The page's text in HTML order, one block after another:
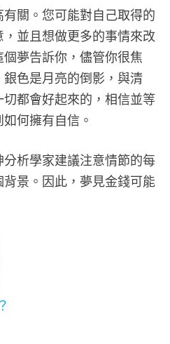
關。您可能對自己取得的
並且想做更多的事情來改
夢告訴你，儘管你很焦
色是月亮的倒影，與清
都會好起來的，相信並等
何擁有自信。
析學家建議注意情節的每
景。因此，夢見金錢可能